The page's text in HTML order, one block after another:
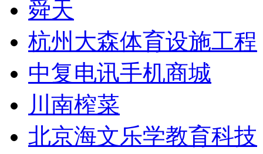
舜天
杭州大森体育设施工程
中复电讯手机商城
川南榨菜
北京海文乐学教育科技